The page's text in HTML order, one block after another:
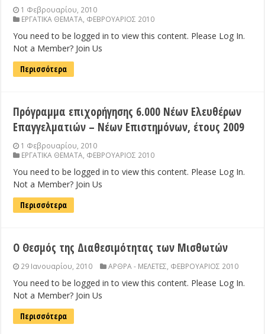
1 Φεβρουαρίου, 2010
ΕΡΓΑΤΙΚΑ ΘΕΜΑΤΑ, ΦΕΒΡΟΥΑΡΙΟΣ 2010
You need to be logged in to view this content. Please Log In.
Not a Member? Join Us
Περισσότερα
Πρόγραμμα επιχορήγησης 6.000 Νέων Ελευθέρων
Επαγγελματιών – Νέων Επιστημόνων, έτους 2009
1 Φεβρουαρίου, 2010
ΕΡΓΑΤΙΚΑ ΘΕΜΑΤΑ, ΦΕΒΡΟΥΑΡΙΟΣ 2010
You need to be logged in to view this content. Please Log In.
Not a Member? Join Us
Περισσότερα
Ο Θεσμός της Διαθεσιμότητας των Μισθωτών
29 Ιανουαρίου, 2010 ΑΡΘΡΑ - ΜΕΛΕΤΕΣ, ΦΕΒΡΟΥΑΡΙΟΣ 2010
You need to be logged in to view this content. Please Log In.
Not a Member? Join Us
Περισσότερα